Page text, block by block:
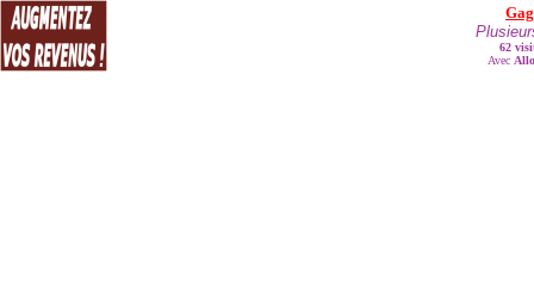
62
Avec